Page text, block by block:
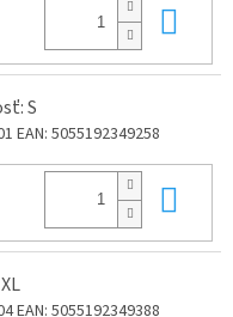
S
EAN: 5055192349258
EAN: 5055192349388